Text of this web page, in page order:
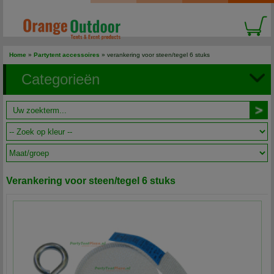
Home » Partytent accessoires » verankering voor steen/tegel 6 stuks
Categorieën
Verankering voor steen/tegel 6 stuks